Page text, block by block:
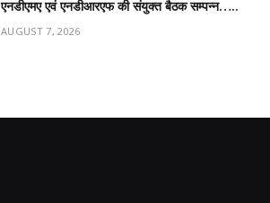
एनडीएमए एवं एनडीआरएफ की संयुक्त बैठक सम्पन्न…..
AUGUST 7, 2026